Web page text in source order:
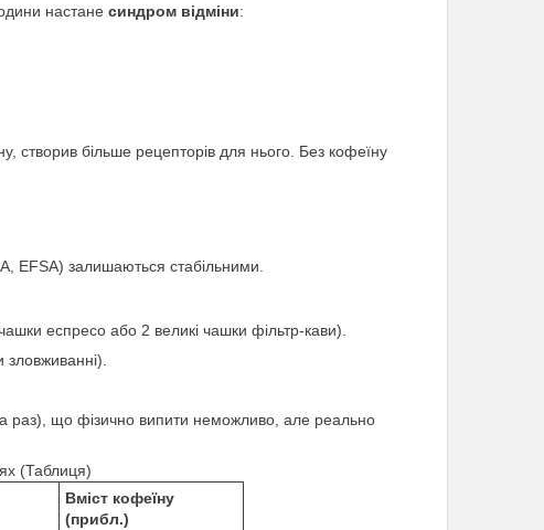
настане синдром відміни:
створив більше рецепторів для нього. Без кофеїну
EFSA) залишаються стабільними.
еспресо або 2 великі чашки фільтр-кави).
зловживанні).
раз), що фізично випити неможливо, але реально
(Таблиця)
Вміст кофеїну
(прибл.)